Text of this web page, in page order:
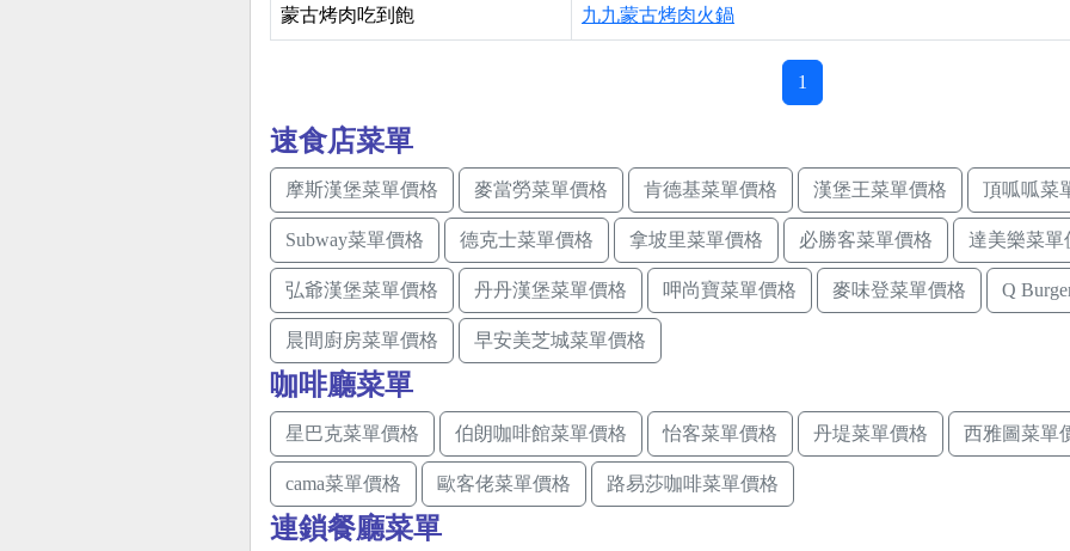
蒙古烤肉吃到飽 九九蒙古烤肉火鍋
1
速食店菜單
摩斯漢堡菜單價格 麥當勞菜單價格 肯德基菜單價格 漢堡王菜單價格 頂呱呱菜
Subway菜單價格 德克士菜單價格 拿坡里菜單價格 必勝客菜單價格 達美樂菜單
弘爺漢堡菜單價格 丹丹漢堡菜單價格 呷尚寶菜單價格 麥味登菜單價格 Q
晨間廚房菜單價格 早安美芝城菜單價格
咖啡廳菜單
星巴克菜單價格 伯朗咖啡館菜單價格 怡客菜單價格 丹堤菜單價格 西雅圖菜單
cama菜單價格 歐客佬菜單價格 路易莎咖啡菜單價格
連鎖餐廳菜單